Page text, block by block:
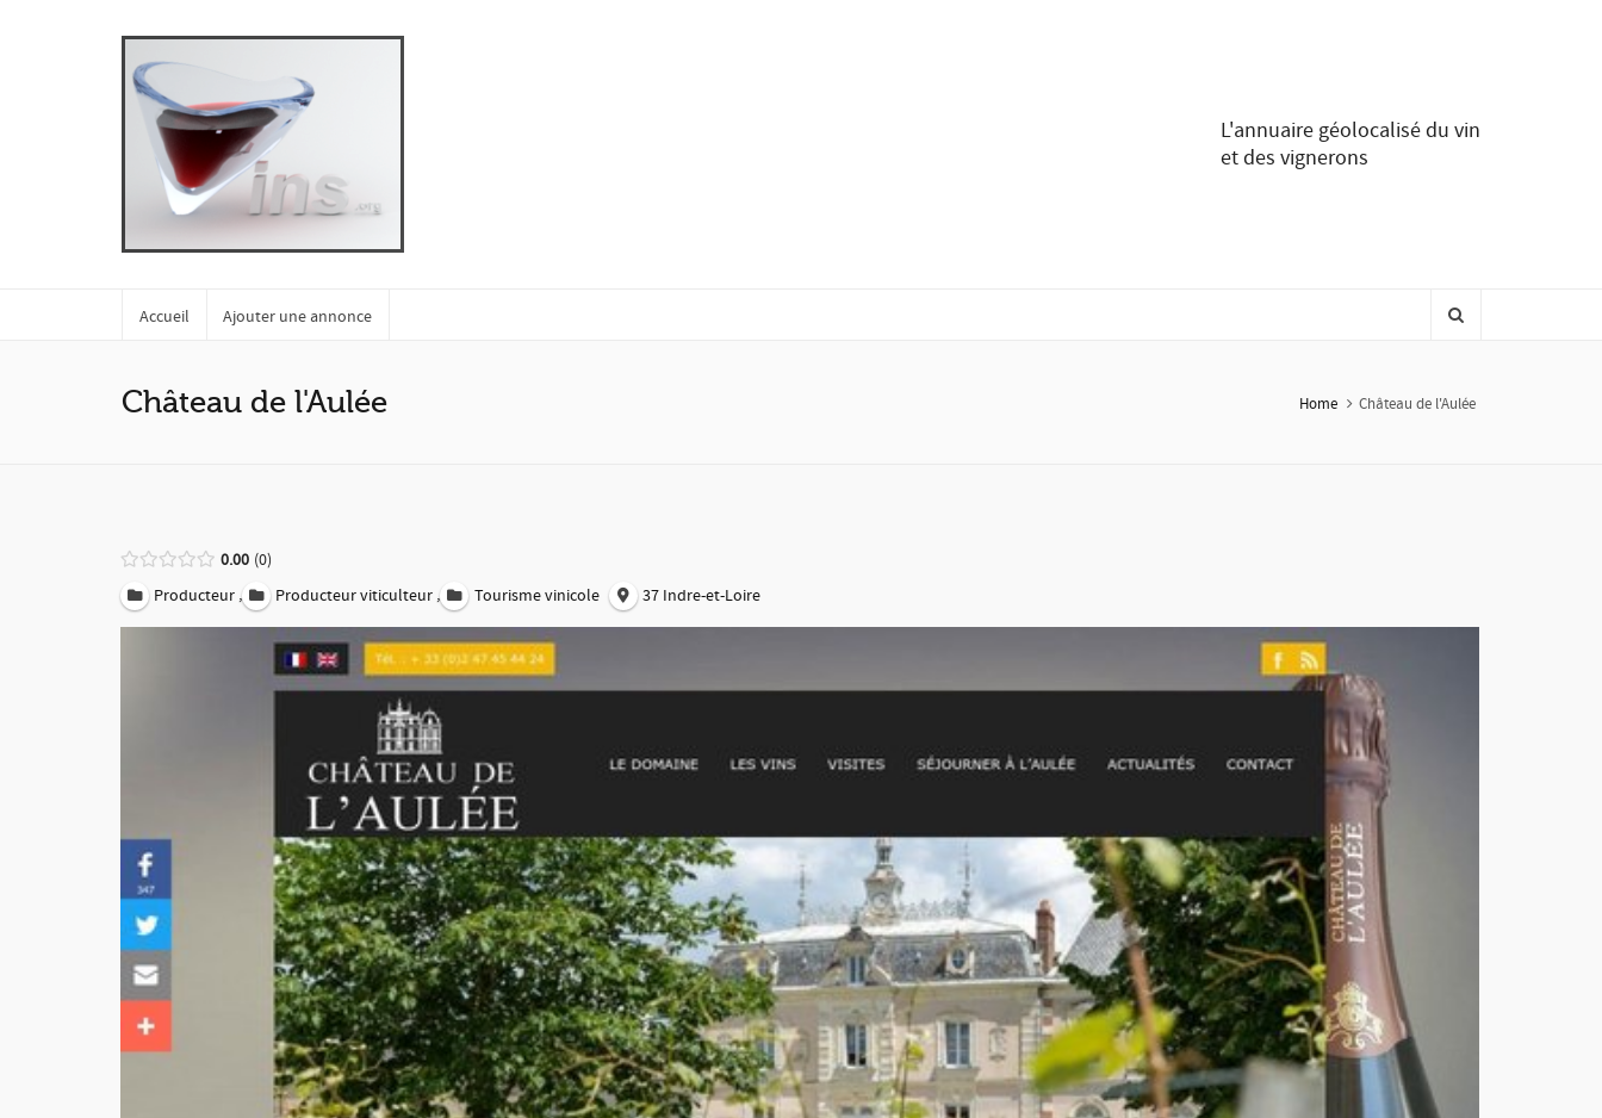
L'annuaire géolocalisé du vin
et des vignerons
Accueil Ajouter une annonce
Château de l'Aulée Home Château de l'Aulée
0.00 0
Producteur , Producteur viticulteur , Tourisme vinicole 37 Indre-et-Loire